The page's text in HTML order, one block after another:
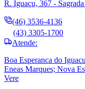
R. Iguaçu, 367 -
(46) 3536-4136
(43) 3305-1700
Atende:
Boa Esperanca do
Eneas Marques; Nova
Vere